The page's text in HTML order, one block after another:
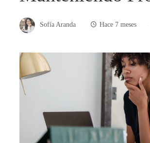
Sofía Aranda Hace 7 meses